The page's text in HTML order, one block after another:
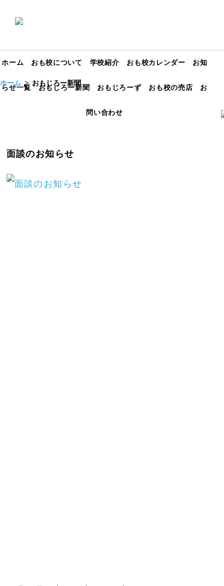
ホーム おも校について 学校紹介 おも校カレンダー お知
らせ一覧 おもじろー新聞 おもじろーず おも校の売店 お
問い合わせ
ホーム おもじろー新聞
面談のお知らせ